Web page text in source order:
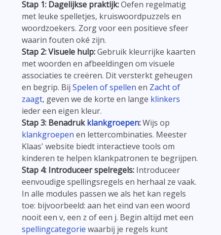
Stap 1: Dagelijkse praktijk:Oefen regelmatig
met leuke spelletjes, kruiswoordpuzzels en
woordzoekers. Zorg voor een positieve sfeer
waarin fouten oké zijn.
Stap 2: Visuele hulp:Gebruik kleurrijke kaarten
met woorden en afbeeldingen om visuele
associaties te creëren. Dit versterkt geheugen
en begrip. Bij Spelen of spellen en Zacht of
zaagt, geven we de korte en lange klinkers
ieder een eigen kleur.
Stap 3: Benadrukklankgroepen:Wijs op
klankgroepen en lettercombinaties. Meester
Klaas' website biedt interactieve tools om
kinderen te helpen klankpatronen te begrijpen.
Stap 4: Introduceer spelregels: Introduceer
eenvoudige spellingsregels en herhaal ze vaak.
In alle modules passen we als het kan regels
toe: bijvoorbeeld: aan het eind van een woord
nooit een v, een z of een j. Begin altijd met een
spellingcategorie waarbij je regels kunt